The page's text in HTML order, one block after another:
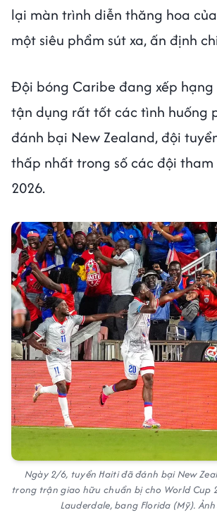
lại màn trình diễn thăng hoa
một siêu phẩm sút xa, ấn định
Đội bóng Caribe đang xếp
tận dụng rất tốt các tình huống
đánh bại New Zealand, đội
thấp nhất trong số các đội
2026.
Ngày 2/6, tuyển Haiti đã đánh bại New
trong trận giao hữu chuẩn bị cho World Cup
Lauderdale, bang Florida (Mỹ).